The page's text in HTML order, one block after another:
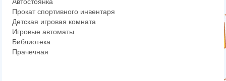
Прокат спортивного инвентаря
Детская игровая комната
Игровые автоматы
Библиотека
Прачечная